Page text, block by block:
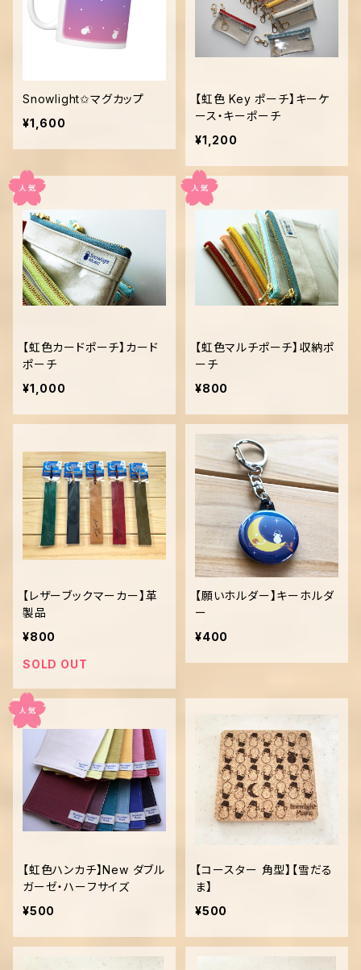
Snowlight✩マグカップ
¥1,600
【虹色 Key ポーチ】キーケ
ース・キーポーチ
¥1,200
【虹色カードポーチ】カード
ポーチ
¥1,000
【虹色マルチポーチ】収納ポ
ーチ
¥800
【レザーブックマーカー】革
製品
¥800
SOLD OUT
【願いホルダー】キーホルダ
ー
¥400
【虹色ハンカチ】New ダブル
ガーゼ・ハーフサイズ
¥500
【コースター 角型】【雪だる
ま】
¥500